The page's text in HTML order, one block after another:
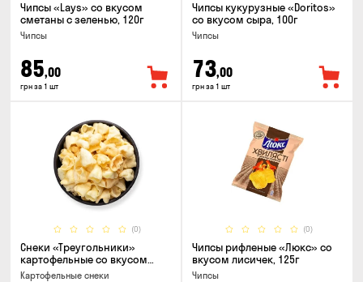
Чипсы «Lays» со вкусом
сметаны с зеленью, 120г
Чипсы
85,00
грн за 1 шт
Чипсы кукурузные «Doritos»
со вкусом сыра, 100г
Чипсы
73,00
грн за 1 шт
(0)
Снеки «Треугольники»
картофельные со вкусом
сметаны с луком
Картофельные снеки
(0)
Чипсы рифленые «Люкс» со
вкусом лисичек, 125г
Чипсы